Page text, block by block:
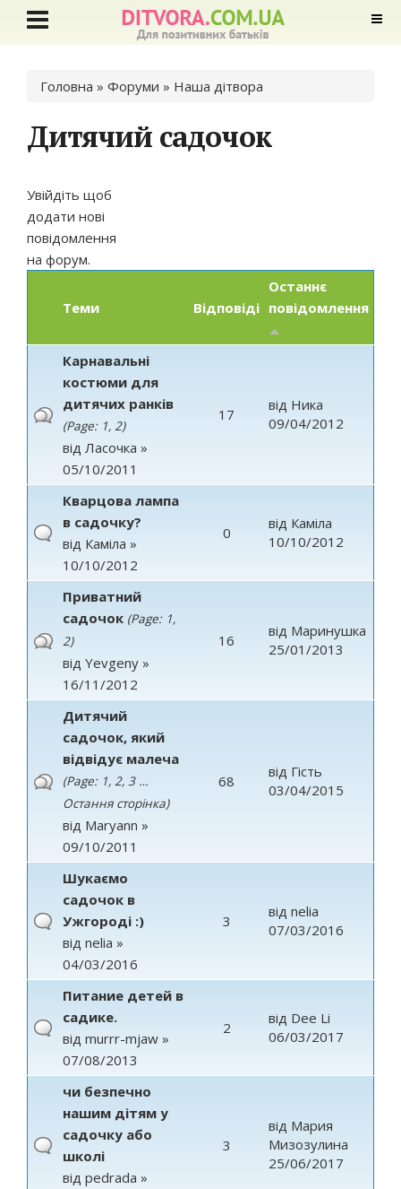
Ви є тут
Головна » Форуми » Наша дітвора
Дитячий садочок
Увійдіть щоб
додати нові
повідомлення
на форум.
Теми Відповіді
Останнє
повідомлення
Карнавальні
костюми для
дитячих ранків
(Page: 1, 2)
від Ласочка »
05/10/2011
17
від Ника
09/04/2012
Кварцова лампа
в садочку?
від Каміла »
10/10/2012
0
від Каміла
10/10/2012
Приватний
садочок (Page: 1,
2)
від Yevgeny »
16/11/2012
16
від Маринушка
25/01/2013
Дитячий
садочок, який
відвідує малеча
(Page: 1, 2, 3…
Остання сторінка)
від Maryann »
09/10/2011
68
від Гість
03/04/2015
Шукаємо
садочок в
Ужгороді :)
від nelia »
04/03/2016
3
від nelia
07/03/2016
Питание детей в
садике.
від murrr-mjaw »
07/08/2013
2
від Dee Li
06/03/2017
чи безпечно
нашим дітям у
садочку або
школі
від pedrada »
3
від Мария
Мизозулина
25/06/2017